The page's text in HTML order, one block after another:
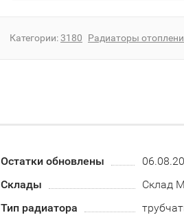
Категории:3180 Радиаторы
Остатки обновлены
Склады
Склад
Тип радиатора